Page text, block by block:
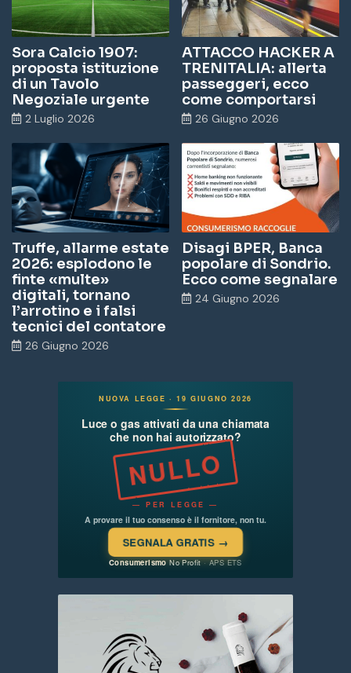
Sora Calcio 1907:
proposta istituzione
di un Tavolo
Negoziale urgente
2 Luglio 2026
ATTACCO HACKER A
TRENITALIA: allerta
passeggeri, ecco
come comportarsi
26 Giugno 2026
Truffe, allarme estate
2026: esplodono le
finte «multe»
digitali, tornano
l’arrotino e i falsi
tecnici del contatore
26 Giugno 2026
Disagi BPER, Banca
popolare di Sondrio.
Ecco come segnalare
24 Giugno 2026